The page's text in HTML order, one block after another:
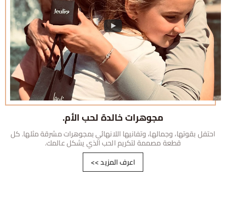
مجوهرات خالدة لحب الأم.
احتفل بقوتها، وجمالها، وتفانيها اللانهائي بمجوهرات مشرقة مثلها. كل
قطعة مصممة لتكريم الحب الذي يشكل عالمك.
اعرف المزيد>>